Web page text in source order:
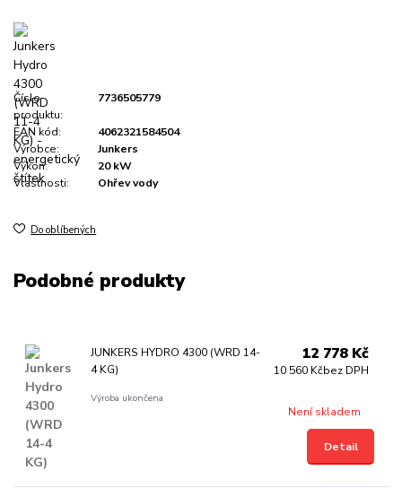
Číslo
produktu:
7736505779
EAN kód:
4062321584504
Výrobce:
Junkers
Výkon:
20 kW
Vlastnosti:
Ohřev vody
Do oblíbených
Podobné produkty
JUNKERS HYDRO 4300 (WRD 14-
4 KG)
Výroba ukončena
12 778 Kč
10 560 Kčbez DPH
Není skladem
Detail